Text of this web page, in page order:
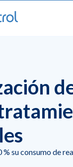
% su consumo de